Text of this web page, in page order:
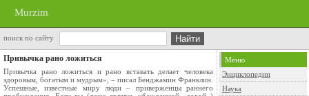
Murzim
поиск по сайту
Привычка рано ложиться
Привычка рано ложиться и рано вставать делает человека
здоровым, богатым и мудрым», – писал Бенджамин Франклин.
Успешные, известные миру люди – приверженцы раннего
Меню
Энциклопедии
Наука